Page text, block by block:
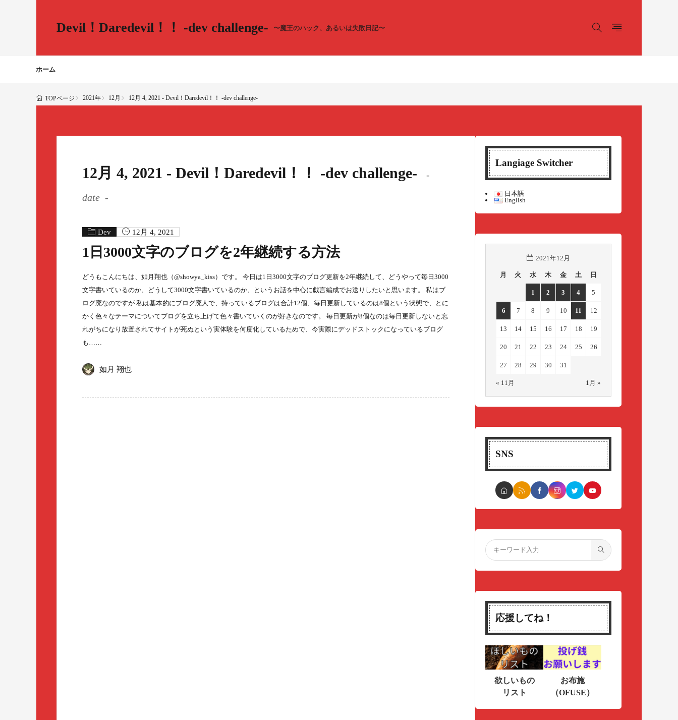
Devil！Daredevil！！ -dev challenge- 〜魔王のハック、あるいは失敗日記〜
ホーム
TOPページ 2021年 12月 12月 4, 2021 - Devil！Daredevil！！ -dev challenge-
12月 4, 2021 - Devil！Daredevil！！ -dev challenge-
date
Dev 12月 4, 2021
1日3000文字のブログを2年継続する方法
どうもこんにちは、如月翔也（@showya_kiss）です。 今日は1日3000文字のブログ更新を2年継続して、どうやって毎日3000
文字書いているのか、どうして3000文字書いているのか、というお話を中心に戯言編成でお送りしたいと思います。 私はブ
ログ廃なのですが 私は基本的にブログ廃人で、持っているブログは合計12個、毎日更新しているのは8個という状態で、とに
かく色々なテーマについてブログを立ち上げて色々書いていくのが好きなのです。 毎日更新が8個なのは毎日更新しないと忘
れがちになり放置されてサイトが死ぬという実体験を何度化しているためで、今実際にデッドストックになっているブログ
も……
如月 翔也
Langiage Switcher
日本語
English
2021年12月
月 火 水 木 金 土 日
1 2 3 4 5
6 7 8 9 10 11 12
13 14 15 16 17 18 19
20 21 22 23 24 25 26
27 28 29 30 31
« 11月 1月 »
SNS
応援してね！
欲しいもの
リスト
お布施
（OFUSE）